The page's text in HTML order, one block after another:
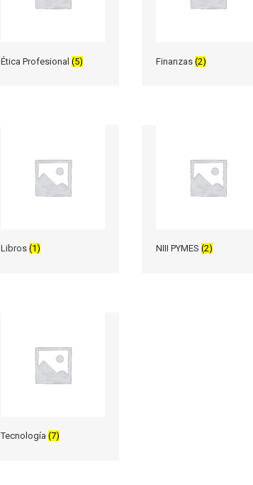
Ética Profesional(5) Finanzas(2)
Libros(1) NIII PYMES(2)
Tecnología(7)